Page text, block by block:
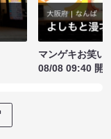
マンゲキお笑い
08/08 09:40 開